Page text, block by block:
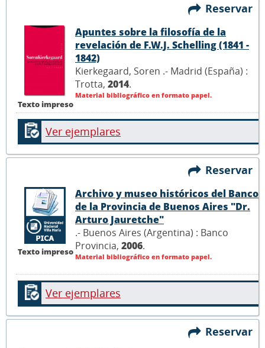
Reservar
Texto impreso
Apuntes sobre la filosofía de la
revelación de F.W.J. Schelling (1841 -
1842)
Kierkegaard, Soren .- Madrid (España) :
Trotta, 2014.
Material bibliográfico en formato papel.
Ver ejemplares
Reservar
Texto impreso
Archivo y museo históricos del Banco
de la Provincia de Buenos Aires "Dr.
Arturo Jauretche"
.- Buenos Aires (Argentina) : Banco
Provincia, 2006.
Material bibliográfico en formato papel.
Ver ejemplares
Reservar